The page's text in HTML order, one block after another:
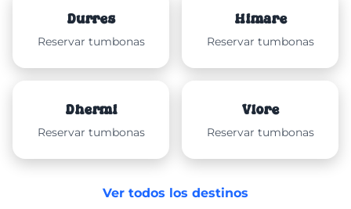
Durrës
Reservar tumbonas
Himarë
Reservar tumbonas
Dhërmi
Reservar tumbonas
Vlorë
Reservar tumbonas
Ver todos los destinos